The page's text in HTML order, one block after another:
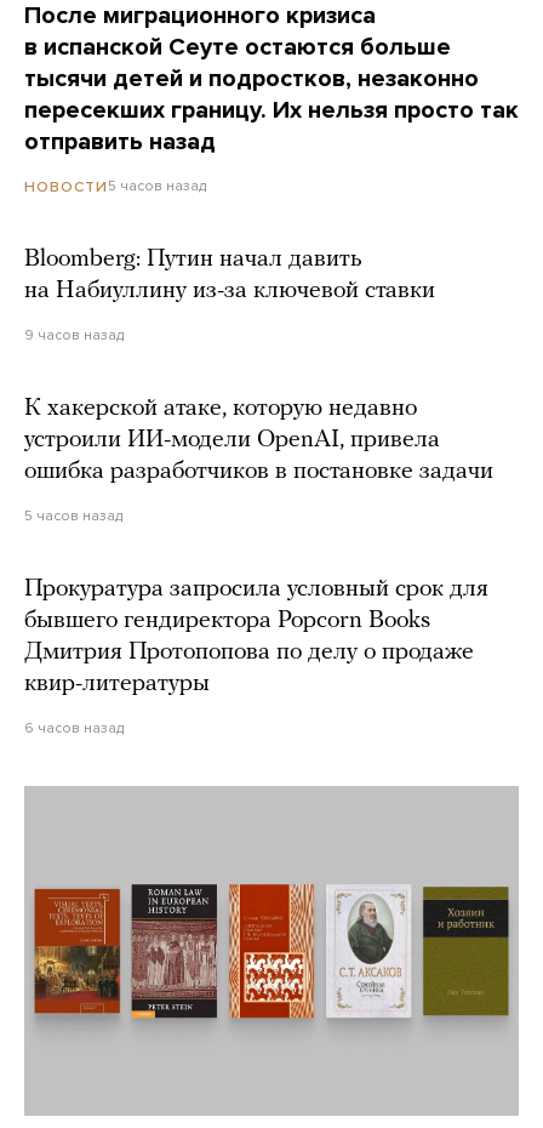
После миграционного кризиса
в испанской Сеуте остаются больше
тысячи детей и подростков, незаконно
пересекших границу. Их нельзя просто так
отправить назад
НОВОСТИ 5 часов назад
Bloomberg: Путин начал давить
на Набиуллину из-за ключевой ставки
9 часов назад
К хакерской атаке, которую недавно
устроили ИИ-модели OpenAI, привела
ошибка разработчиков в постановке задачи
5 часов назад
Прокуратура запросила условный срок для
бывшего гендиректора Popcorn Books
Дмитрия Протопопова по делу о продаже
квир-литературы
6 часов назад